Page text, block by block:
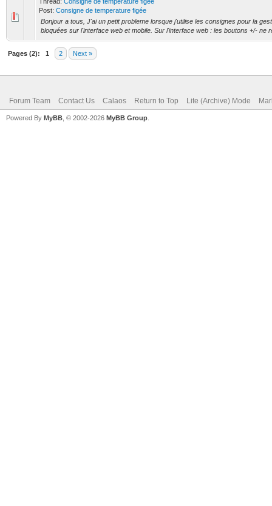
Post: Consigne de temperature figée
Bonjour a tous, J'ai un petit probleme lorsque j'utilise les consignes pour la
bloquées sur l'interface web et mobile. Sur l'interface web : les boutons +/- ne
Pages (2): 1 2 Next »
Forum Team Contact Us Calaos Return to Top Lite (Archive) Mode
Powered By MyBB , © 2002-2026 MyBB Group